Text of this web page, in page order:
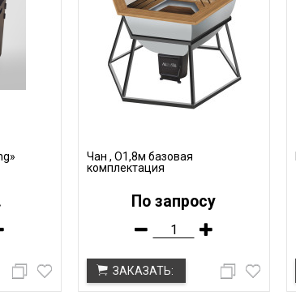
Чан , O1,8м базовая
комплектация
По запросу
ЗАКАЗАТЬ: